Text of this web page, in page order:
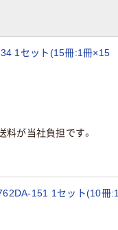
1セット(15冊:1冊×15
料が当社負担です。
151 1セット(10冊:1